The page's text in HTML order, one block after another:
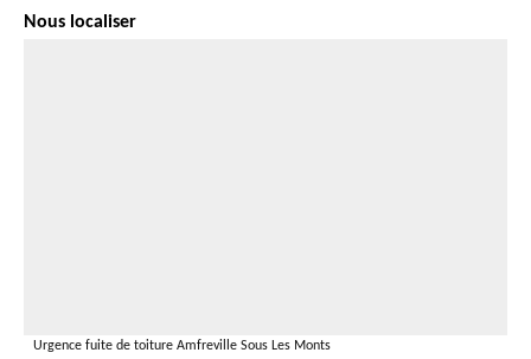
Nous localiser
Urgence fuite de toiture Amfreville Sous Les Monts